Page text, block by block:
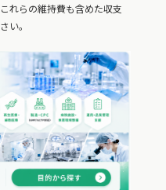
れらの維持費も含めた収支
い。